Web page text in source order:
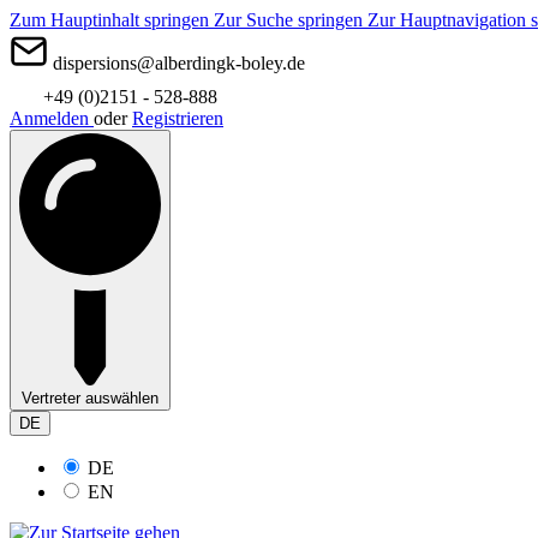
Zum Hauptinhalt springen Zur Suche springen Zur Hauptnavigation
dispersions@alberdingk-boley.de
+49 (0)2151 - 528-888
Anmelden oder Registrieren
Vertreter auswählen
DE
DE
EN